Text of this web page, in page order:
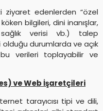
ziyaret edenlerden “özel
bilgileri, dini inanışlar,
verisi vb.) talep
durumlarda ve açık
bu verileri toplayabilir ve
ve Web İşaretçileri
tarayıcısı tipi ve dili,